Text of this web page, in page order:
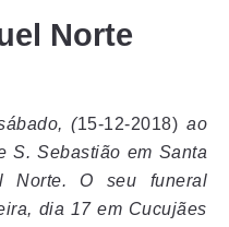
Norte
(15-12-2018) ao
S. Sebastião em Santa
Norte. O seu funeral
dia 17 em Cucujães